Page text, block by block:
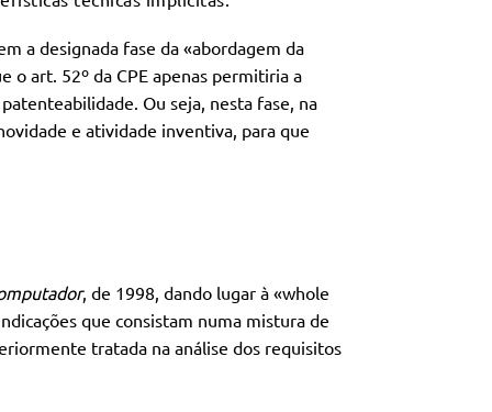
a designada fase da «abordagem da
o art. 52º da CPE apenas permitiria a
Ou seja, nesta fase, na
e atividade inventiva, para que
, de 1998, dando lugar à «whole
que consistam numa mistura de
tratada na análise dos requisitos